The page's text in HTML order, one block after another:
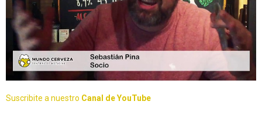
Suscribite a nuestro Canal de YouTube